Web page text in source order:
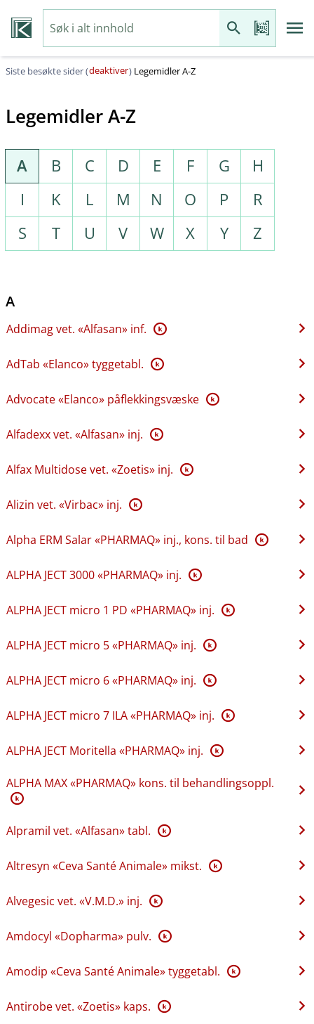
Siste besøkte sider (deaktiver) Legemidler A-Z
Legemidler A-Z
A B C D E F G
H
I
K L M N O P
R
S
T U V W X Y Z
A
Addimag vet. «Alfasan» inf. K
AdTab «Elanco» tyggetabl. K
Advocate «Elanco» påflekkingsvæske K
Alfadexx vet. «Alfasan» inj. K
Alfax Multidose vet. «Zoetis» inj. K
Alizin vet. «Virbac» inj. K
Alpha ERM Salar «PHARMAQ» inj., kons. til bad K
ALPHA JECT 3000 «PHARMAQ» inj. K
ALPHA JECT micro 1 PD «PHARMAQ» inj. K
ALPHA JECT micro 5 «PHARMAQ» inj. K
ALPHA JECT micro 6 «PHARMAQ» inj. K
ALPHA JECT micro 7 ILA «PHARMAQ» inj. K
ALPHA JECT Moritella «PHARMAQ» inj. K
ALPHA MAX «PHARMAQ» kons. til behandlingsoppl.
K
Alpramil vet. «Alfasan» tabl. K
Altresyn «Ceva Santé Animale» mikst. K
Alvegesic vet. «V.M.D.» inj. K
Amdocyl «Dopharma» pulv. K
Amodip «Ceva Santé Animale» tyggetabl. K
Antirobe vet. «Zoetis» kaps. K